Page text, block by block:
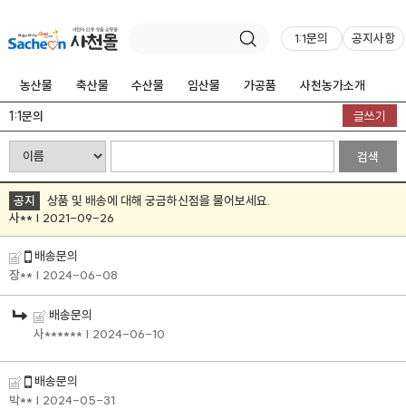
1:1문의 공지사항
농산물 축산물 수산물 임산물 가공품
사천농가소개
1:1문의
글쓰기
검색
공지
상품 및 배송에 대해 궁금하신점을 물어보세요.
사** | 2021-09-26
배송문의
장** | 2024-06-08
배송문의
사****** | 2024-06-10
배송문의
박** | 2024-05-31